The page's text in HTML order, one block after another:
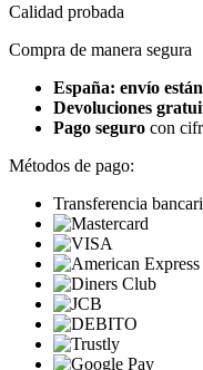
Calidad probada
Compra de manera segura
España: envío
Devoluciones
Pago seguro con
Métodos de pago:
Transferencia